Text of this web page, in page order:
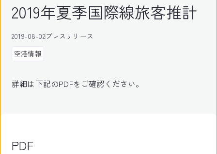
2019年夏季国際線旅客推計
2019-08-02プレスリリース
空港情報
詳細は下記のPDFをご確認ください。
PDF